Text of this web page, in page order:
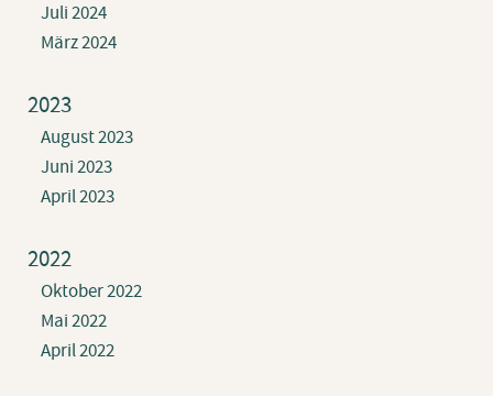
Juli 2024
März 2024
2023
August 2023
Juni 2023
April 2023
2022
Oktober 2022
Mai 2022
April 2022